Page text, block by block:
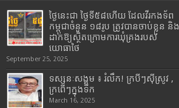
ថ្ងៃនេះជា ថ្ងៃទី៥៨ហើយ ដែលវីរកងទ័ព
កម្ពុជាចំនួន ១៨រូប ត្រូវបានចាប់ខ្លួន និង
ដាក់ឱ្យស្ថិតក្រោមការឃុំគ្រងរបស់
យោធាថៃ
September 25, 2025
ទស្សនៈសង្គម ៖ រំលឹក! ក្របីៗស៊ីស្រូវ ,
ក្រពើៗក្នុងទឹក
March 16, 2025